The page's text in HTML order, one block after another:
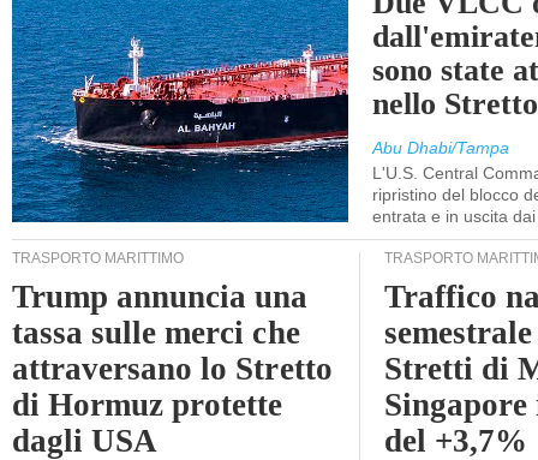
sono state
nello
Abu Dhabi/Tampa
L'U.S. Central
ripristino del blocco
entrata e in uscita
TRASPORTO MARITTIMO
Trump annuncia una
tassa sulle merci che
attraversano lo Stretto
di Hormuz protette
dagli USA
TRASPORTO
Traffico
Stretti di
del +3,7%